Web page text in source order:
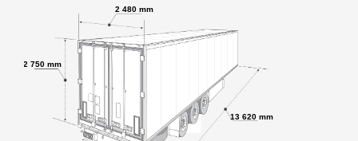
2 480 mm
2 750 mm
13 620 mm